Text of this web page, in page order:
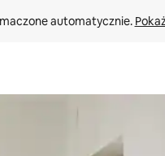
automatycznie.